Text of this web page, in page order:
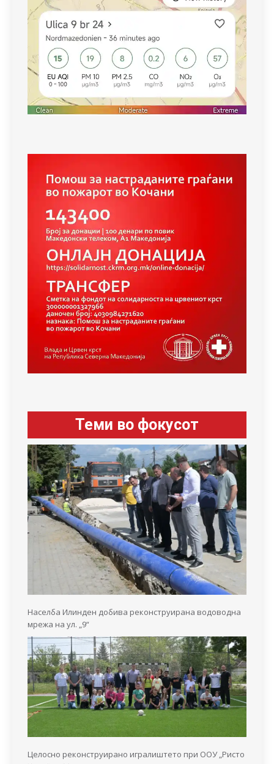
Теми во фокусот
Населба Илинден добива реконструирана водоводна
мрежа на ул. „9“
Целосно реконструирано игралиштето при ООУ „Ристо